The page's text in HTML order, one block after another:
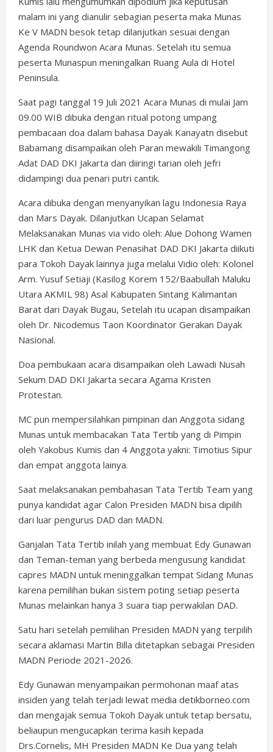
malam ini yang dianulir sebagian peserta maka Munas
Ke V MADN besok tetap dilanjutkan sesuai dengan
Agenda Roundwon Acara Munas. Setelah itu semua
peserta Munaspun meningalkan Ruang Aula di Hotel
Peninsula.
Saat pagi tanggal 19 Juli 2021 Acara Munas di mulai Jam
09.00 WIB dibuka dengan ritual potong umpang
pembacaan doa dalam bahasa Dayak Kanayatn disebut
Babamang disampaikan oleh Paran mewakili Timangong
Adat DAD DKI Jakarta dan diiringi tarian oleh Jefri
didampingi dua penari putri cantik.
Acara dibuka dengan menyanyikan lagu Indonesia Raya
dan Mars Dayak. Dilanjutkan Ucapan Selamat
Melaksanakan Munas via vido oleh: Alue Dohong Wamen
LHK dan Ketua Dewan Penasihat DAD DKI Jakarta diikuti
para Tokoh Dayak lainnya juga melalui Vidio oleh: Kolonel
Arm. Yusuf Setiaji (Kasilog Korem 152/Baabullah Maluku
Utara AKMIL 98) Asal Kabupaten Sintang Kalimantan
Barat dari Dayak Bugau, Setelah itu ucapan disampaikan
oleh Dr. Nicodemus Taon Koordinator Gerakan Dayak
Nasional.
Doa pembukaan acara disampaikan oleh Lawadi Nusah
Sekum DAD DKI Jakarta secara Agama Kristen
Protestan.
MC pun mempersilahkan pimpinan dan Anggota sidang
Munas untuk membacakan Tata Tertib yang di Pimpin
oleh Yakobus Kumis dan 4 Anggota yakni: Timotius Sipur
dan empat anggota lainya.
Saat melaksanakan pembahasan Tata Tertib Team yang
punya kandidat agar Calon Presiden MADN bisa dipilih
dari luar pengurus DAD dan MADN.
Ganjalan Tata Tertib inilah yang membuat Edy Gunawan
dan Teman-teman yang berbeda mengusung kandidat
capres MADN untuk meninggalkan tempat Sidang Munas
karena pemilihan bukan sistem poting setiap peserta
Munas melainkan hanya 3 suara tiap perwakilan DAD.
Satu hari setelah pemilihan Presiden MADN yang terpilih
secara aklamasi Martin Billa ditetapkan sebagai Presiden
MADN Periode 2021-2026.
Edy Gunawan menyampaikan permohonan maaf atas
insiden yang telah terjadi lewat media detikborneo.com
dan mengajak semua Tokoh Dayak untuk tetap bersatu,
beliaupun mengucapkan terima kasih kepada
Drs.Cornelis, MH Presiden MADN Ke Dua yang telah